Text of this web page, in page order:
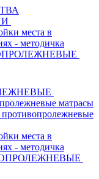
места в
- методичка
матрасы
места в
- методичка